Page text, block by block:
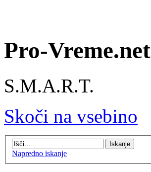
Pro-Vreme.net
S.M.A.R.T.
Skoči na vsebino
Napredno iskanje